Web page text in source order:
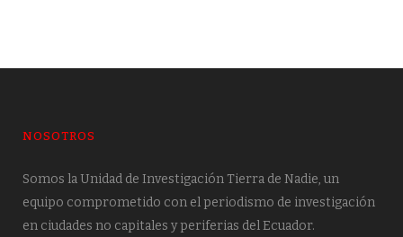
NOSOTROS
Somos la Unidad de Investigación Tierra de Nadie, un
equipo comprometido con el periodismo de investigación
en ciudades no capitales y periferias del Ecuador.